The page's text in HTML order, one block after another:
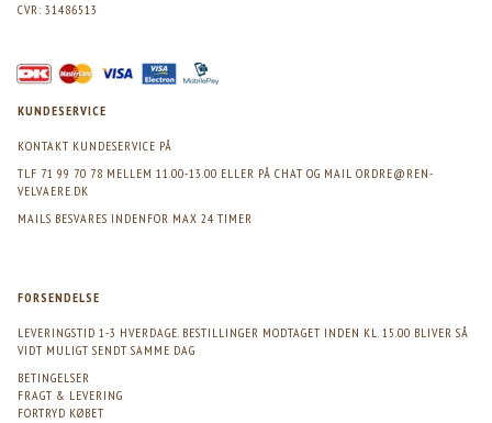
CVR: 31486513
KUNDESERVICE
KONTAKT KUNDESERVICE PÅ
TLF 71 99 70 78 MELLEM 11.00-13.00 ELLER PÅ CHAT OG MAIL ORDRE@REN-
VELVAERE.DK
MAILS BESVARES INDENFOR MAX 24 TIMER
FORSENDELSE
LEVERINGSTID 1-3 HVERDAGE. BESTILLINGER MODTAGET INDEN KL. 15.00 BLIVER SÅ
VIDT MULIGT SENDT SAMME DAG
BETINGELSER
FRAGT & LEVERING
FORTRYD KØBET